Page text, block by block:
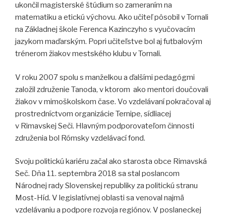
ukončil magisterské štúdium so zameraním na
matematiku a etickú výchovu. Ako učiteľ pôsobil v Tornali
na Základnej škole Ferenca Kazinczyho s vyučovacím
jazykom maďarským. Popri učiteľstve bol aj futbalovým
trénerom žiakov mestského klubu v Tornali.
V roku 2007 spolu s manželkou a ďalšími pedagógmi
založil združenie Tanoda, v ktorom ako mentori doučovali
žiakov v mimoškolskom čase. Vo vzdelávaní pokračoval aj
prostredníctvom organizácie Ternipe, sídliacej
v Rimavskej Seči. Hlavným podporovateľom činnosti
združenia bol Rómsky vzdelávací fond.
Svoju politickú kariéru začal ako starosta obce Rimavská
Seč. Dňa 11. septembra 2018 sa stal poslancom
Národnej rady Slovenskej republiky za politickú stranu
Most-Híd. V legislatívnej oblasti sa venoval najmä
vzdelávaniu a podpore rozvoja regiónov. V poslaneckej